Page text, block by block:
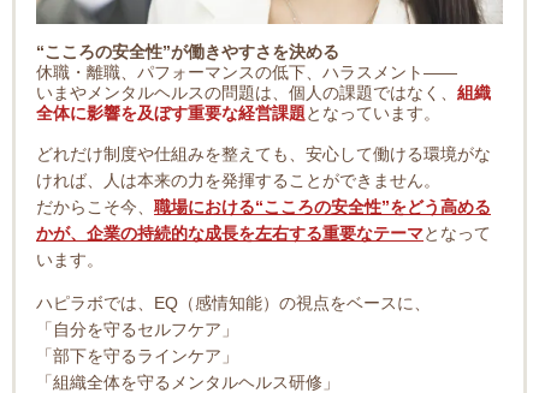
“こころの安全性”が働きやすさを決める
休職・離職、パフォーマンスの低下、ハラスメント――
いまやメンタルヘルスの問題は、個人の課題ではなく、 組織
全体に影響を及ぼす重要な経営課題となっています。
どれだけ制度や仕組みを整えても、安心して働ける環境がな
ければ、人は本来の力を発揮することができません。
だからこそ今、 職場における“こころの安全性”をどう高める
かが、企業の持続的な成長を左右する重要なテーマとなって
います。
ハピラボでは、EQ（感情知能）の視点をベースに、
「自分を守るセルフケア」
「部下を守るラインケア」
「組織全体を守るメンタルヘルス研修」